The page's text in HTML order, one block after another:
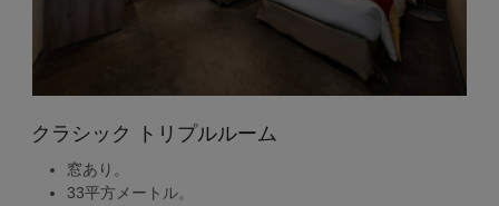
クラシック トリプルルーム
窓あり。
33平方メートル。